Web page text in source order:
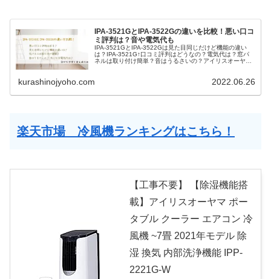
IPA-3521GとIPA-3522Gの違いを比較！悪い口コ
ミ評判は？音や電気代も
IPA-3521GとIPA-3522Gは見た目同じだけど機能の違い
は？IPA-3521G↑口コミ評判はどうなの？電気代は？窓パ
ネルは取り付け簡単？音はうるさいの？アイリスオーヤマ
kurashinojyoho.com 2022.06.26
楽天市場 冷風機ランキングはこちら！
【工事不要】 【除湿機能搭
載】アイリスオーヤマ ポー
タブル クーラー エアコン 冷
風機 ~7畳 2021年モデル 除
湿 換気 内部洗浄機能 IPP-
2221G-W